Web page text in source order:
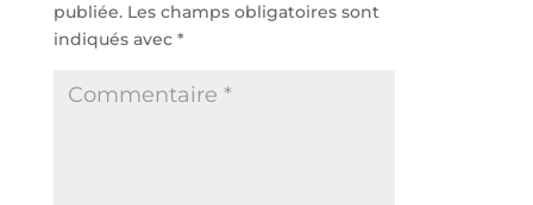
publiée. Les champs obligatoires sont
indiqués avec *